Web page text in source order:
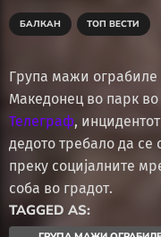
БАЛКАН ТОП ВЕСТИ
Група мажи
Македонец во парк во
Телеграф,
дедото требало да се
преку социјалните
соба во градот.
TAGGED AS: